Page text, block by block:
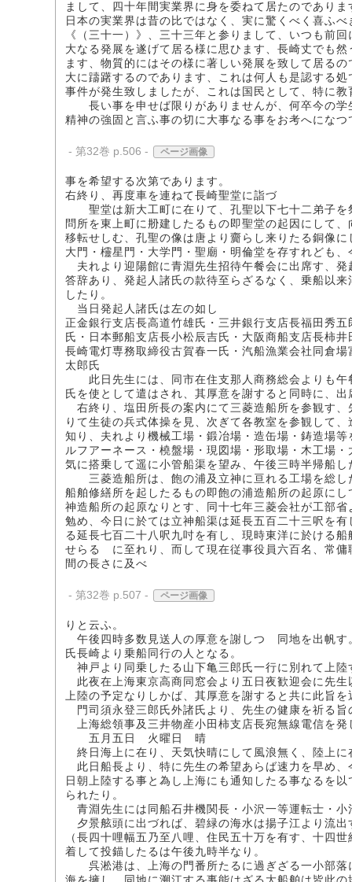
まして、四十年間実業界に身を委ねて居たのであり
日本の実業界は昔の比ではなく、実に驚くべく喜ふ
《（三十一）》、三十三年と参りまして、いつも前
大なる発展を遂げて居る様に思ひます、長崎丈でも
ます、物質的にはその様に著しい発展を致して居る
大に躊躇するのであります、これは何人も是認する
事件が発生致しましたが、これは国民として、特に
長い事を申せば限りがありませんが、何卒今の学
精神の強固と言ふ事の切に大事なる事をお考へにな
- 第32巻 p.506 - ページ画像
事を希望する次第であります。
右終り、再度車を連ねて長崎聖堂に詣づ
聖堂は新大工町に在りて、孔聖以下七十二弟子を
問所を東上町に刱建したるもの即聖堂の起因にして
移転せしむ、孔聖の像は唐より齎らし来りたる銅像
大門・欞星門・大学門・聖廟・明倫堂を存すれども
夫れより迎陽館に青淵先生招待午餐会に出席す、
答辞あり、発起人諸氏の款待至らざるなく、乗船以
したり。
当日発起人諸氏は左の如し
正金銀行支店長高道竹雄氏・三井銀行支店長福田秀
氏・日本郵船支店長小松辰吉氏・大阪商船支店長柿
長崎電灯専務取締役古賀春一氏・汽船漁業会社同倉
太郎氏
此日先生には、同市在住支那人商務総会よりも午
氏を使として遣はされ、其厚意を謝すると同時に、
右終り、塩田所長の案内にて三菱造船所を参観す
りて生徒の兵式体操を見、次ぎて各教室を参観して
知り、夫れより機械工場・鍛冶場・造缶場・鋳造場
ルフアーネース・橈盤場・現図場・形取場・木工場
気に搭乗して遥に小管船渠を望み、午後三時半帰船し
三菱造船所は、飽の浦及立神に亘れる工場を総し
船舶修繕所を起したるもの即飽の浦造船所の起原に
神造船所の起原なりとす、同十七年三菱会社が工部
勉め、今日に於ては立神船渠は延長五百二十三呎を
る延長七百二十八呎九吋を有し、現時東洋に於ける
せらるゝに至れり、而して現在従事役員六百名、常
間の長さに及べ
- 第32巻 p.507 - ページ画像
りと云ふ。
午後四時多数見送人の厚意を謝しつゝ同地を出帆
氏長崎より乗船同行の人となる。
神戸より同乗したる山下亀三郎氏一行に別れて上陸
此夜在上海東京高商同窓会より五日夜歓迎会に先
上陸の予定なりしかば、其厚意を謝すると共に此旨を
門司須永登三郎氏外諸氏より、先生の健康を祈る旨
上海総領事及三井物産小田柿支店長宛無線電信を
五月五日 火曜日 晴
終日海上に在り、天気快晴にして風浪無く、陸上
此日船長より、特に先生の希望あらば速力を早め
日朝上陸する事と為し上海にも通知したる事なるを
られたり。
青淵先生には同船石井機関長・小沢一等運転士・
夕景舷頭に出づれば、碧緑の海水は揚子江より流
（長四十哩幅五乃至八哩、住民五十万を有す、十四
着して投錨したるは午後九時半なり。
呉淞港は、上海の門番所たるに過ぎざる一小部落